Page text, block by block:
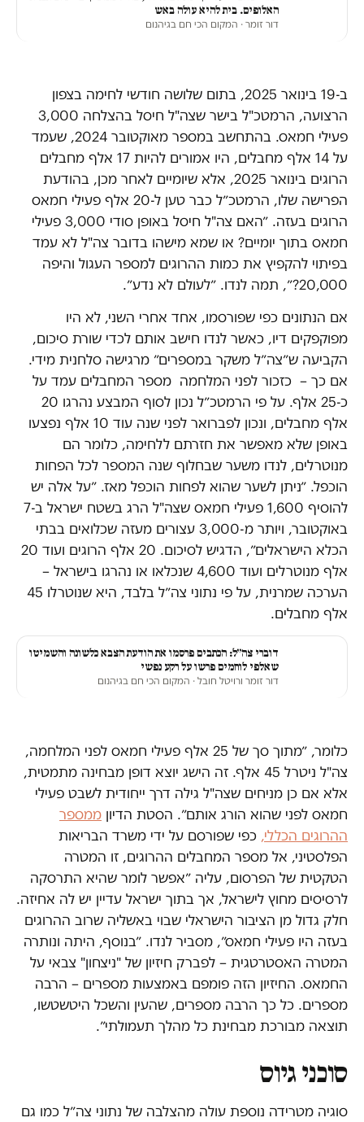
האלופים. בית להיא עולה באש
דור זומר · המקום הכי חם בגיהנום
ב-19 בינואר 2025, בתום שלושה חודשי לחימה בצפון
הרצועה, הרמטכ"ל בישר שצה"ל חיסל בהצלחה 3,000
פעילי חמאס. בהתחשב במספר מאוקטובר 2024, שעמד
על 14 אלף מחבלים, היו אמורים להיות 17 אלף מחבלים
הרוגים בינואר 2025, אלא שיומיים לאחר מכן, בהודעת
הפרישה שלו, הרמטכ״ל כבר טען ל-20 אלף פעילי חמאס
הרוגים בעזה. ״האם צה"ל חיסל באופן סודי 3,000 פעילי
חמאס בתוך יומיים? או שמא מישהו בדובר צה"ל לא עמד
בפיתוי להקפיץ את כמות ההרוגים למספר העגול והיפה
20,000?״, תמה לנדו. ״לעולם לא נדע״.
אם הנתונים כפי שפורסמו, אחד אחרי השני, לא היו
מפוקפקים דיו, כאשר לנדו חישב אותם לכדי שורת סיכום,
הקביעה ש״צה״ל משקר במספרים״ מרגישה סלחנית מידי.
אם כך – כזכור לפני המלחמה מספר המחבלים עמד על
כ-25 אלף. על פי הרמטכ״ל נכון לסוף המבצע נהרגו 20
אלף מחבלים, ונכון לפברואר לפני שנה עוד 10 אלף נפצעו
באופן שלא מאפשר את חזרתם ללחימה, כלומר הם
מנוטרלים, לנדו משער שבחלוף שנה המספר לכל הפחות
הוכפל. ״ניתן לשער שהוא לפחות הוכפל מאז. ״על אלה יש
להוסיף 1,600 פעילי חמאס שצה"ל הרג בשטח ישראל ב-7
באוקטובר, ויותר מ-3,000 עצורים מעזה שכלואים בבתי
הכלא הישראלים״, הדגיש לסיכום. 20 אלף הרוגים ועוד 20
אלף מנוטרלים ועוד 4,600 שנכלאו או נהרגו בישראל –
הערכה שמרנית, על פי נתוני צה״ל בלבד, היא שנוטרלו 45
אלף מחבלים.
דוברי צה״ל: הכתבים פרסמו את הודעת הצבא כלשונה והשמיטו
שאלפי לוחמים פרשו על רקע נפשי
דור זומר ורויטל חובל · המקום הכי חם בגיהנום
כלומר, ״מתוך סך של 25 אלף פעילי חמאס לפני המלחמה,
צה"ל ניטרל 45 אלף. זה הישג יוצא דופן מבחינה מתמטית,
אלא אם כן מניחים שצה"ל גילה דרך ייחודית לשבט פעילי
חמאס לפני שהוא הורג אותם״. הסטת הדיון ממספר
ההרוגים הכללי, כפי שפורסם על ידי משרד הבריאות
הפלסטיני, אל מספר המחבלים ההרוגים, זו המטרה
הטקטית של הפרסום, עליה ״אפשר לומר שהיא התרסקה
לרסיסים מחוץ לישראל, אך בתוך ישראל עדיין יש לה אחיזה.
חלק גדול מן הציבור הישראלי שבוי באשליה שרוב ההרוגים
בעזה היו פעילי חמאס״, מסביר לנדו. ״בנוסף, היתה ונותרה
המטרה האסטרטגית – לפברק חיזיון של "ניצחון" צבאי על
החמאס. החיזיון הזה פומפם באמצעות מספרים – הרבה
מספרים. כל כך הרבה מספרים, שהעין והשכל היטשטשו,
תוצאה מבורכת מבחינת כל מהלך תעמולתי״.
סוכני גיוס
סוגיה מטרידה נוספת עולה מהצלבה של נתוני צה״ל כמו גם